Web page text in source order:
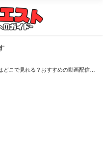
どこで見れる？おすすめの動画配信サ